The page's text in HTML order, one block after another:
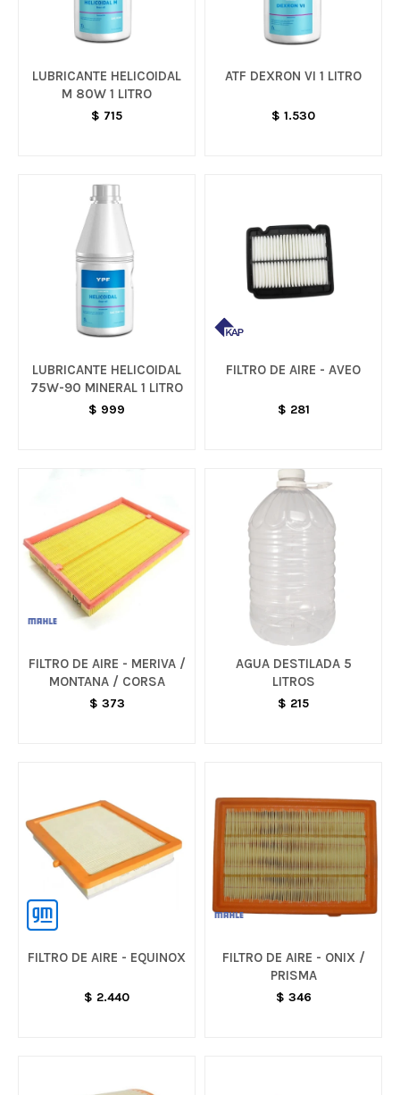
LUBRICANTE HELICOIDAL
M 80W 1 LITRO
$ 715
ATF DEXRON VI 1 LITRO
$ 1.530
LUBRICANTE HELICOIDAL
75W-90 MINERAL 1 LITRO
$ 999
FILTRO DE AIRE - AVEO
$ 281
FILTRO DE AIRE - MERIVA /
MONTANA / CORSA
$ 373
AGUA DESTILADA 5
LITROS
$ 215
FILTRO DE AIRE - EQUINOX
$ 2.440
FILTRO DE AIRE - ONIX /
PRISMA
$ 346